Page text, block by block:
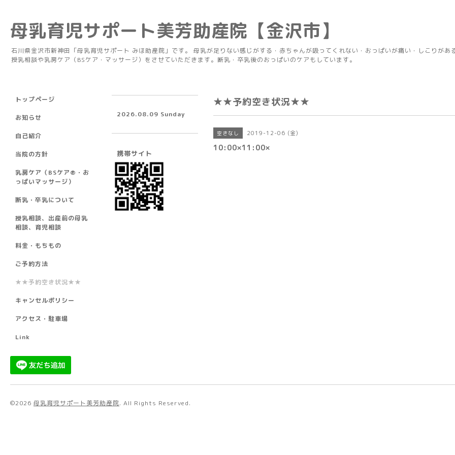
母乳育児サポート美芳助産院【金沢市】
石川県金沢市新神田「母乳育児サポート みほ助産院」です。 母乳が足りない感じがする・赤ちゃんが吸ってくれない・おっぱいが痛い・しこりがあ
授乳相談や乳房ケア（BSケア・マッサージ）をさせていただきます。断乳・卒乳後のおっぱいのケアもしています。
★★予約空き状況★★
空きなし 2019-12-06 (金)
10:00×11:00×
トップページ
お知らせ
自己紹介
当院の方針
乳房ケア（BSケア®︎・お
っぱいマッサージ）
断乳・卒乳について
授乳相談、出産前の母乳
相談、育児相談
料金・もちもの
ご予約方法
★★予約空き状況★★
キャンセルポリシー
アクセス・駐車場
Link
2026.08.09 Sunday
携帯サイト
©2026 母乳育児サポート美芳助産院. All Rights Reserved.